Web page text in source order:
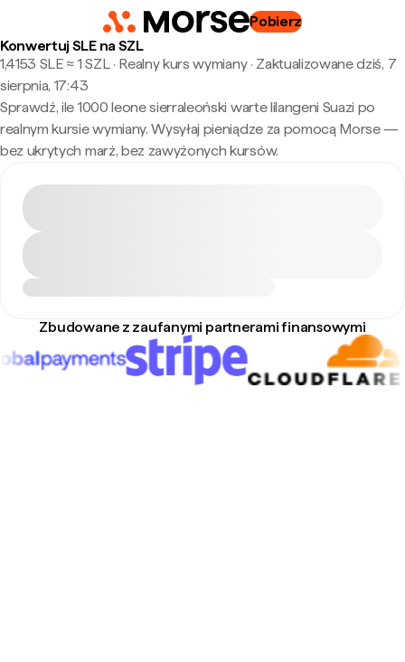
Pobierz
Konwertuj SLE na SZL
1,4153 SLE ≈ 1 SZL · Realny kurs wymiany· Zaktualizowane dziś, 7
sierpnia, 17:43
Sprawdź, ile 1000 leone sierraleoński warte lilangeni Suazi po
realnym kursie wymiany. Wysyłaj pieniądze za pomocą Morse —
bez ukrytych marż, bez zawyżonych kursów.
Zbudowane z zaufanymi partnerami finansowymi